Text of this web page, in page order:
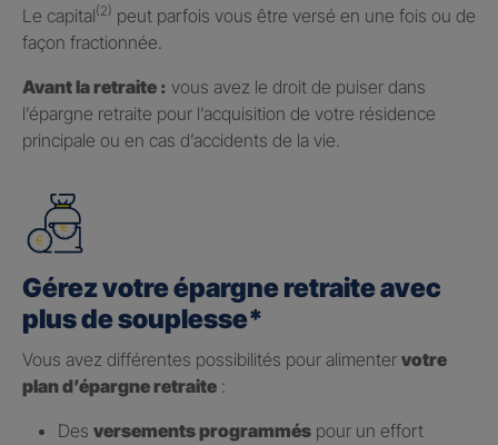
Le capital(2) peut parfois vous être versé en une fois ou de
façon fractionnée.
Avant la retraite : vous avez le droit de puiser dans
l’épargne retraite pour l’acquisition de votre résidence
principale ou en cas d’accidents de la vie.
Gérez votre épargne retraite avec
plus de souplesse*
Vous avez différentes possibilités pour alimenter votre
plan d’épargne retraite :
Des versements programmés pour un effort